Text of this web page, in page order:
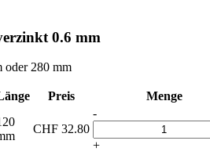
0.6 mm
oder 280 mm
Preis Menge
CHF 32.80
-
+